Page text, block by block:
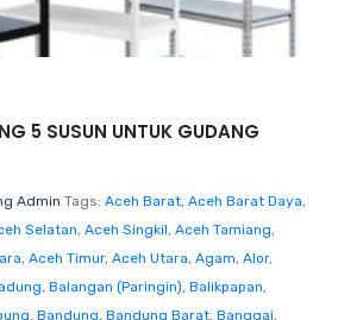
5 SUSUN UNTUK GUDANG
Admin Tags: Aceh Barat, Aceh Barat Daya,
Selatan, Aceh Singkil, Aceh Tamiang,
, Aceh Timur, Aceh Utara, Agam, Alor,
, Balangan (Paringin), Balikpapan,
, Bandung, Bandung Barat, Banggai,